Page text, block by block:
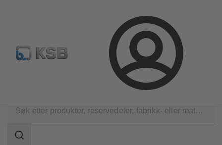
Logg
inn
Produktsøk Retur & reklamasjon Konfigurer
Søkeområde